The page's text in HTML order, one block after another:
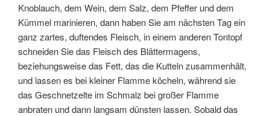
Knoblauch, dem Wein, dem Salz, dem Pfeffer und dem
Kümmel marinieren, dann haben Sie am nächsten Tag ein
ganz zartes, duftendes Fleisch, in einem anderen Tontopf
schneiden Sie das Fleisch des Blättermagens,
beziehungsweise das Fett, das die Kutteln zusammenhält,
und lassen es bei kleiner Flamme köcheln, während sie
das Geschnetzelte im Schmalz bei großer Flamme
anbraten und dann langsam dünsten lassen. Sobald das